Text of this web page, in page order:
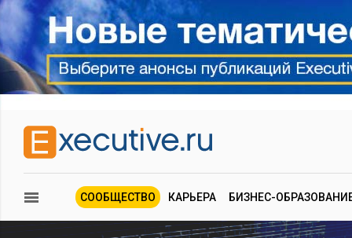
СООБЩЕСТВО КАРЬЕРА БИЗНЕС-